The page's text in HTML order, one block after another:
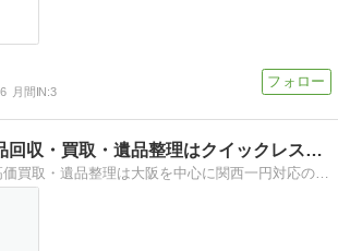
6 月間IN:3
大阪の不用品回収・買取・遺品整理はクイックレスキューのブログ
不用品回収・高価買取・遺品整理は大阪を中心に関西一円対応のクイックレスキューへ！ まじめにリサイクル 日々お客様の最高の笑顔を頂くためにがんばっております。